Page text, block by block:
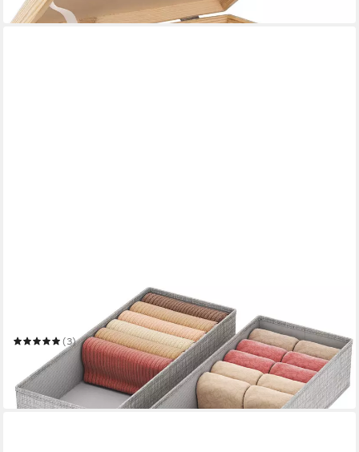
in 2-3 Werktagen bei dir
Aufbewahrungsdose Schubladen Organizer, Kleiderschrank
Organizer, Schrank Organizer und.
(3)
ab 21,99 € UVP 46,98 €
-53%
in 5-6 Werktagen bei dir